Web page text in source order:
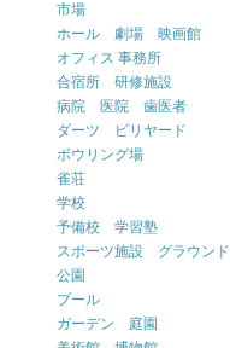
市場
ホール 劇場 映画館
オフィス 事務所
合宿所 研修施設
病院 医院 歯医者
ダーツ ビリヤード
ボウリング場
雀荘
学校
予備校 学習塾
スポーツ施設 グラウンド
公園
プール
ガーデン 庭園